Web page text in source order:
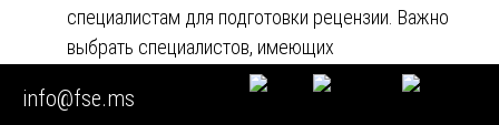
специалистам для подготовки рецензии. Важно
выбрать специалистов, имеющих
соответствующий опыт и квалификацию в области
молекулярной генетики, знакомых с
info@fse.ms